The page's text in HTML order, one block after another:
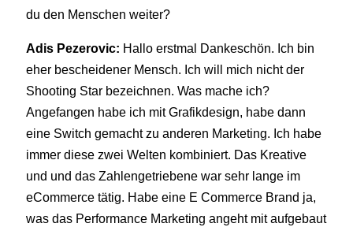
du den Menschen weiter?
Adis Pezerovic: Hallo erstmal Dankeschön. Ich bin
eher bescheidener Mensch. Ich will mich nicht der
Shooting Star bezeichnen. Was mache ich?
Angefangen habe ich mit Grafikdesign, habe dann
eine Switch gemacht zu anderen Marketing. Ich habe
immer diese zwei Welten kombiniert. Das Kreative
und und das Zahlengetriebene war sehr lange im
eCommerce tätig. Habe eine E Commerce Brand ja,
was das Performance Marketing angeht mit aufgebaut